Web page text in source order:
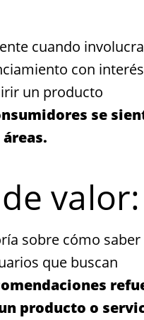
cuando
con interés
un producto
se
valor:
sobre cómo saber
que buscan
producto o